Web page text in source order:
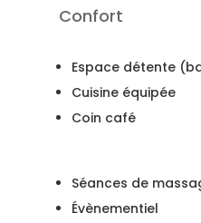
Confort
Espace détente
Cuisine équipée
Coin café
Séances de
Évènementiel